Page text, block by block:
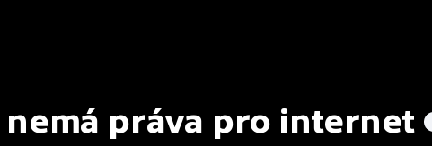
nemá práva pro internet